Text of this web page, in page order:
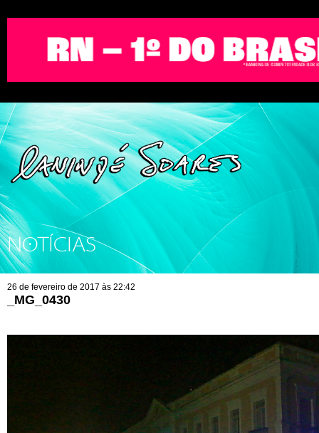
NOTÍCIAS
26 de fevereiro de 2017 às 22:42
_MG_0430